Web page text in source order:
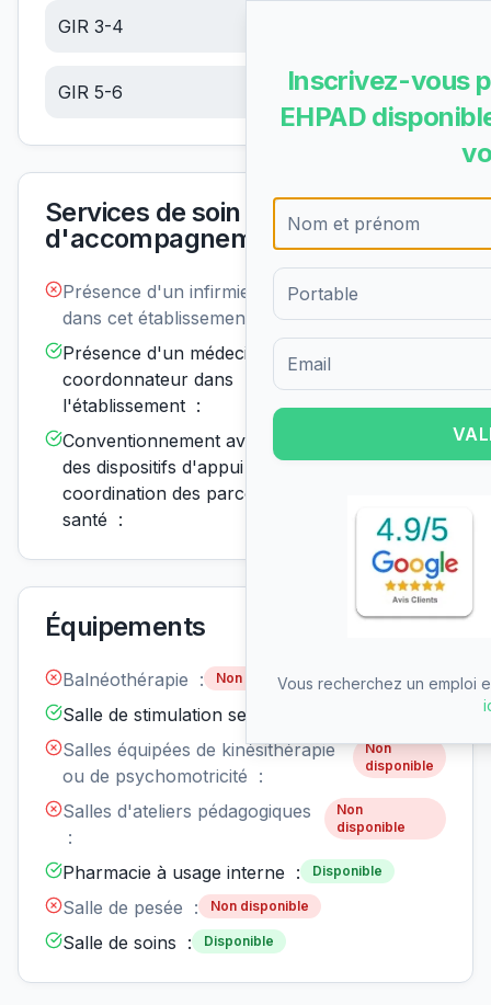
GIR 3-4
GIR 5-6 5.72€/jour
Services de soin et
d'accompagnement
Présence d'un infirmier de nuit
dans cet établissement :
Présence d'un médecin
coordonnateur dans
l'établissement :
Conventionnement avec un ou
des dispositifs d'appui à la
coordination des parcours de
santé :
Équipements
Balnéothérapie : Non disponible
Salle de stimulation sensorielle :
Salles équipées de kinésithérapie
ou de psychomotricité :
Non
disponible
Salles d'ateliers pédagogiques
:
Non
disponible
Pharmacie à usage interne : Disponible
Salle de pesée : Non disponible
Salle de soins : Disponible
Inscrivez-vous
EHPAD
Formulaire d'inscription pour
Vous recherchez un emploi